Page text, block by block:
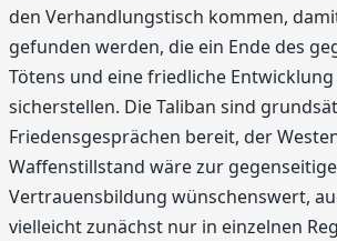
den Verhandlungstisch kommen,
gefunden werden, die ein Ende des
Tötens und eine friedliche
sicherstellen. Die Taliban sind
Friedensgesprächen bereit, der
Waffenstillstand wäre zur
Vertrauensbildung wünschenswert,
vielleicht zunächst nur in einzelnen